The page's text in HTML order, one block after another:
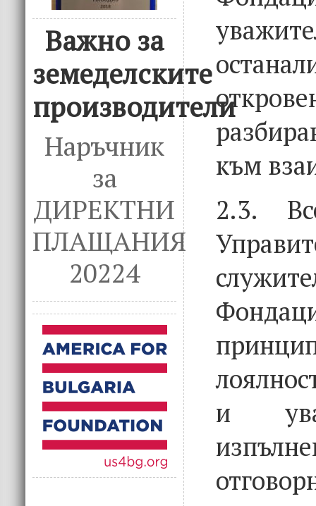
Важно за
земеделските
производители
Наръчник
за
ДИРЕКТНИ
ПЛАЩАНИЯ
20224
към
2.3.
и